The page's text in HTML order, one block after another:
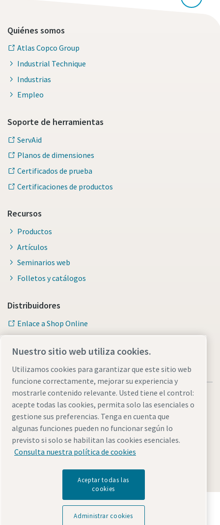
Quiénes somos
Atlas Copco Group
Industrial Technique
Industrias
Empleo
Soporte de herramientas
ServAid
Planos de dimensiones
Certificados de prueba
Certificaciones de productos
Recursos
Productos
Artículos
Seminarios web
Folletos y catálogos
Distribuidores
Enlace a Shop Online
Avisos legales y de privacidadAdministrar cookies
Accesibilidad
Mapa del sitio web
© 2026 Atlas Copco AB
Descubre cómo Atlas Copco Group impulsa la
tecnología que transforma el futuro.
Nuestro sitio web utiliza cookies.
Utilizamos cookies para garantizar que este sitio web
funcione correctamente, mejorar su experiencia y
mostrarle contenido relevante. Usted tiene el control:
acepte todas las cookies, permita solo las esenciales o
gestione sus preferencias. Tenga en cuenta que
algunas funciones pueden no funcionar según lo
previsto si solo se habilitan las cookies esenciales.
Consulta nuestra política de cookies
Aceptar todas las
cookies
Administrar cookies